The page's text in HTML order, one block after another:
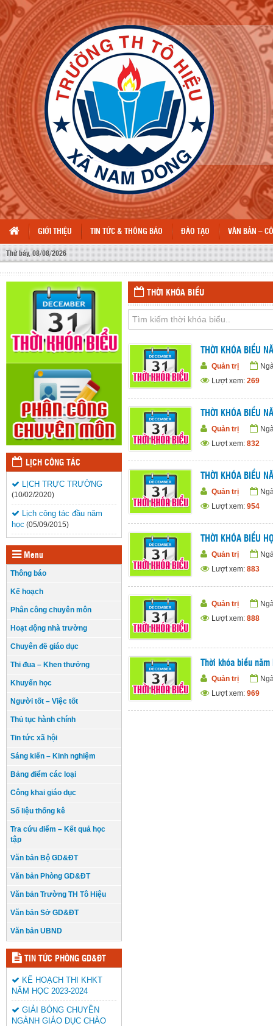
GIỚI THIỆU TIN TỨC & THÔNG BÁO ĐÀO TẠO VĂN BẢN –
Thứ bảy, 08/08/2026
LỊCH CÔNG TÁC
LỊCH TRỰC TRƯỜNG
(10/02/2020)
Lịch công tác đầu năm
học (05/09/2015)
Menu
Thông báo
Kế hoạch
Phân công chuyên môn
Hoạt động nhà trường
Chuyên đề giáo dục
Thi đua – Khen thưởng
Khuyến học
Người tốt – Việc tốt
Thủ tục hành chính
Tin tức xã hội
Sáng kiến – Kinh nghiệm
Bảng điểm các loại
Công khai giáo dục
Số liệu thống kê
Tra cứu điểm – Kết quả học
tập
Văn bản Bộ GD&ĐT
Văn bản Phòng GD&ĐT
Văn bản Trường TH Tô Hiệu
Văn bản Sở GD&ĐT
Văn bản UBND
TIN TỨC PHÒNG GD&ĐT
KẾ HOẠCH THI KHKT
NĂM HỌC 2023-2024
GIẢI BÓNG CHUYỀN
NGÀNH GIÁO DỤC CHÀO
THỜI KHÓA BIỂU
THỜI KHÓA BIỂU
Quản trị
Lượt xem: 269
THỜI KHÓA BIỂU
Quản trị
Lượt xem: 832
THỜI KHÓA BIỂU
Quản trị
Lượt xem: 954
THỜI KHÓA BIỂU
Quản trị
Lượt xem: 883
Quản trị
Lượt xem: 888
Thời khóa biểu
Quản trị
Lượt xem: 969